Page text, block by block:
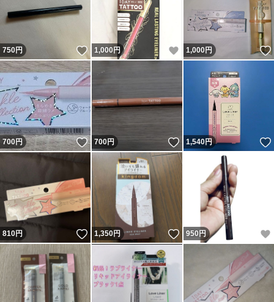
750円 いいね！
1,000円 いいね！
1,000円
700円 いいね！
700円 いいね！
1,540円
810円 いいね！
1,350円 いいね！
950 円